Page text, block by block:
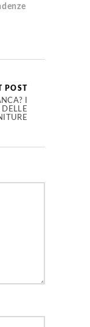
POST
I
DELLE